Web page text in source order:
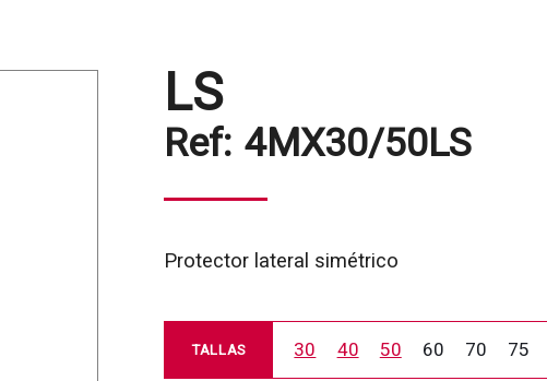
LS
Ref: 4MX30/50LS
Protector lateral simétrico
TALLAS 30 40 50 60 70 75